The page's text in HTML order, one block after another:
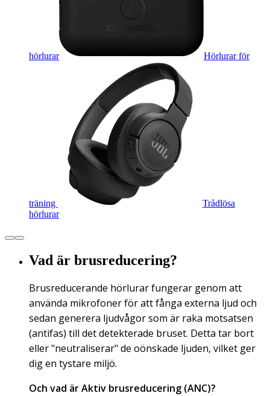
hörlurar Hörlurar för
träning
Trådlösa
hörlurar
Vad är brusreducering?
Brusreducerande hörlurar fungerar genom att
använda mikrofoner för att fånga externa ljud och
sedan generera ljudvågor som är raka motsatsen
(antifas) till det detekterade bruset. Detta tar bort
eller "neutraliserar" de oönskade ljuden, vilket ger
dig en tystare miljö.
Och vad är Aktiv brusreducering (ANC)?